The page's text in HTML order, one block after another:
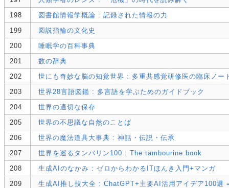
198
図書館情報学概論 : 記録された情報の力
199
図説指輪の文化史
200
睡眠学の百科事典
201
数の辞典
202
世にも奇妙な脳の知覚世界 : 多重共感覚研修医の臨床ノー
203
世界28言語図鑑 : 多言語を学ぶためのガイドブック
204
世界の適切な保存
205
世界の不思議な自然のことば
206
世界の魔法道具大事典 : 神話・伝説・伝承
207
世界を巡るタンバリン100 : The tambourine book
208
生成AIのなかみ : ゼロからわかるITほんき入門+マンガ
209
生成AI推し技大全 : ChatGPT+主要AI活用アイデア100